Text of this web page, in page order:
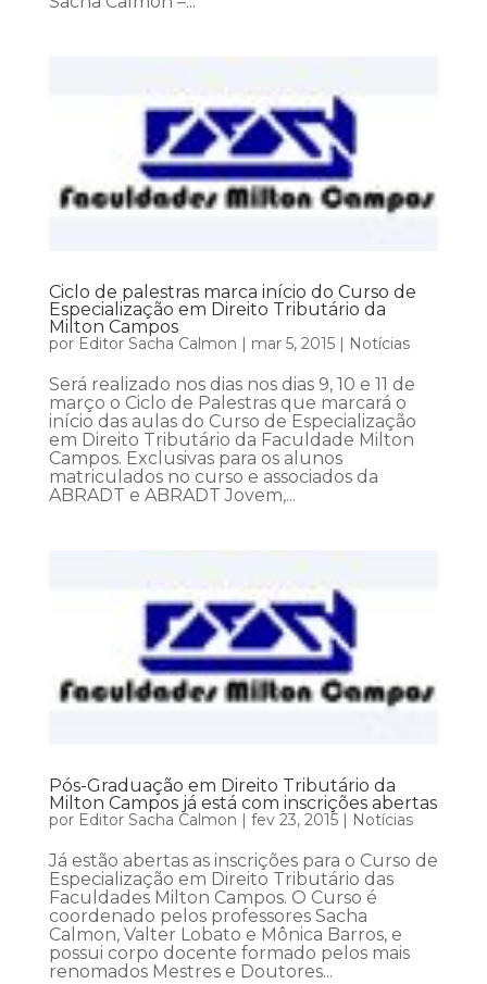
Ciclo de palestras marca início do Curso de
Especialização em Direito Tributário da
Milton Campos
por Editor Sacha Calmon | mar 5, 2015| Notícias
Será realizado nos dias nos dias 9, 10 e 11 de
março o Ciclo de Palestras que marcará o
início das aulas do Curso de Especialização
em Direito Tributário da Faculdade Milton
Campos. Exclusivas para os alunos
matriculados no curso e associados da
ABRADT e ABRADT Jovem,...
Pós-Graduação em Direito Tributário da
Milton Campos já está com inscrições abertas
por Editor Sacha Calmon fev 23, 2015| Notícias
Já estão abertas as inscrições para o Curso de
Especialização em Direito Tributário das
Faculdades Milton Campos. O Curso é
coordenado pelos professores Sacha
Calmon, Valter Lobato e Mônica Barros, e
possui corpo docente formado pelos mais
renomados Mestres e Doutores...